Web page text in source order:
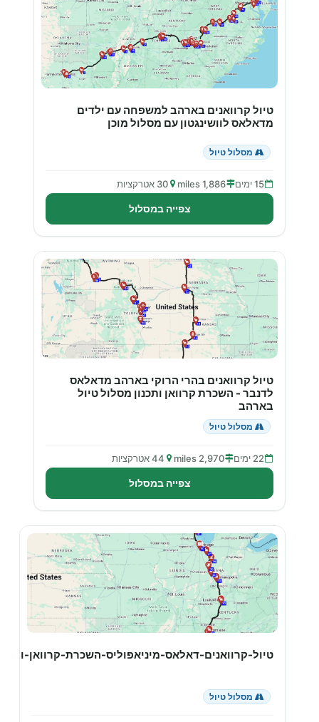
טיול קרוואנים בארהב למשפחה עם ילדים
מדאלאס לוושינגטון עם מסלול מוכן
מסלול טיול
15 ימים 1,886 miles 30 אטרקציות
צפייה במסלול
טיול קרוואנים בהרי הרוקי בארהב מדאלאס
לדנבר - השכרת קרוואן ותכנון מסלול טיול
בארהב
מסלול טיול
22 ימים 2,970 miles 44 אטרקציות
צפייה במסלול
טיול-קרוואנים-דאלאס-מיניאפוליס-השכרת-קרוואן-
מסלול טיול